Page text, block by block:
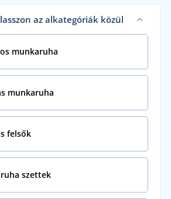
az alkategóriák közül
munkaruha
munkaruha
felsők
szettek